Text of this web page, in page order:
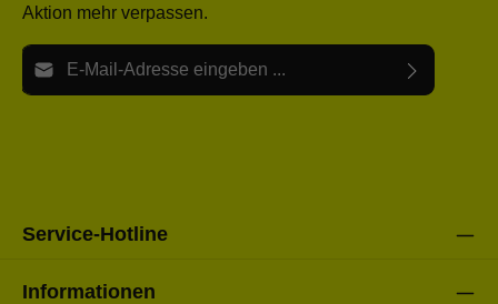
Aktion mehr verpassen.
E-Mail-Adresse*
Service-Hotline
Informationen